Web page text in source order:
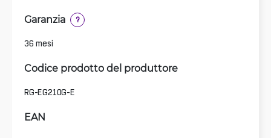
Garanzia ?
36 mesi
Codice prodotto del produttore
RG-EG210G-E
EAN